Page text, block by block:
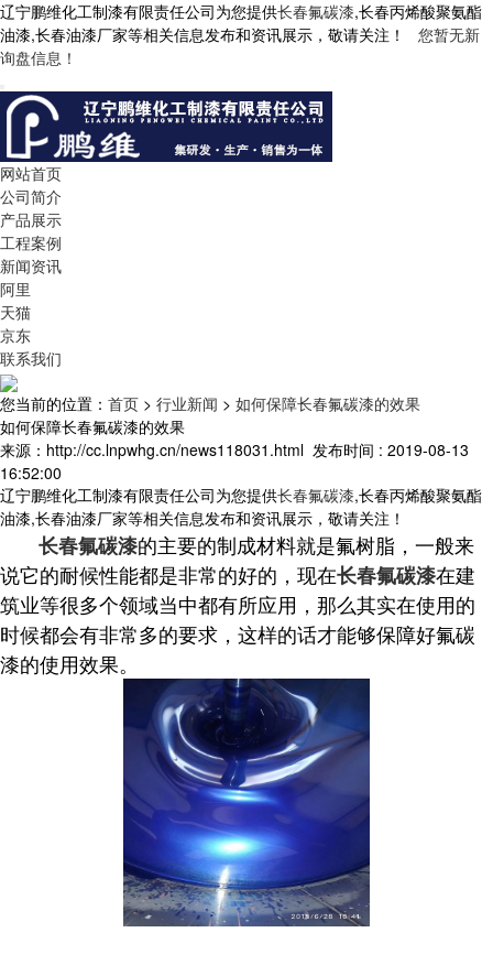
辽宁鹏维化工制漆有限责任公司为您提供长春氟碳漆,长春丙烯酸聚氨酯
油漆,长春油漆厂家等相关信息发布和资讯展示，敬请关注！ 您暂无新
询盘信息！
网站首页
公司简介
产品展示
工程案例
新闻资讯
阿里
天猫
京东
联系我们
您当前的位置： 首页 > 行业新闻 > 如何保障长春氟碳漆的效果
如何保障长春氟碳漆的效果
来源：http://cc.lnpwhg.cn/news118031.html 发布时间 : 2019-08-13
16:52:00
辽宁鹏维化工制漆有限责任公司为您提供长春氟碳漆,长春丙烯酸聚氨酯
油漆,长春油漆厂家等相关信息发布和资讯展示，敬请关注！
长春氟碳漆的主要的制成材料就是氟树脂，一般来
说它的耐候性能都是非常的好的，现在长春氟碳漆在建
筑业等很多个领域当中都有所应用，那么其实在使用的
时候都会有非常多的要求，这样的话才能够保障好氟碳
漆的使用效果。